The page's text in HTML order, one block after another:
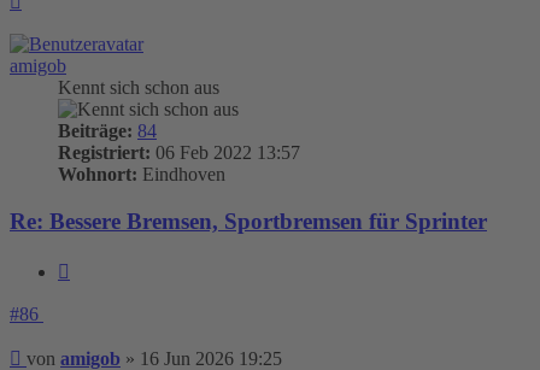
amigob
Kennt sich schon aus
Beiträge: 84
Registriert: 06 Feb 2022 13:57
Wohnort: Eindhoven
Re: Bessere Bremsen, Sportbremsen für Sprinter
#86
Beitrag
von amigob » 16 Jun 2026 19:25